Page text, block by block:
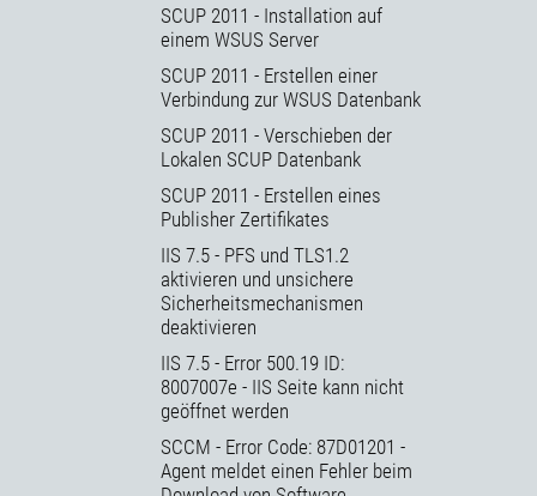
SCUP 2011 - Installation auf
einem WSUS Server
SCUP 2011 - Erstellen einer
Verbindung zur WSUS Datenbank
SCUP 2011 - Verschieben der
Lokalen SCUP Datenbank
SCUP 2011 - Erstellen eines
Publisher Zertifikates
IIS 7.5 - PFS und TLS1.2
aktivieren und unsichere
Sicherheitsmechanismen
deaktivieren
IIS 7.5 - Error 500.19 ID:
8007007e - IIS Seite kann nicht
geöffnet werden
SCCM - Error Code: 87D01201 -
Agent meldet einen Fehler beim